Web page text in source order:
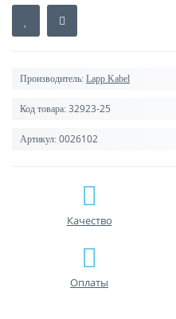
Производитель: Lapp Kabel
Код товара: 32923-25
Артикул: 0026102
Качество
Оплаты